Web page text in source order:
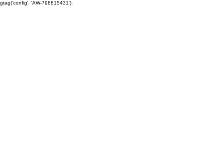
gtag('config', 'AW-798815431');